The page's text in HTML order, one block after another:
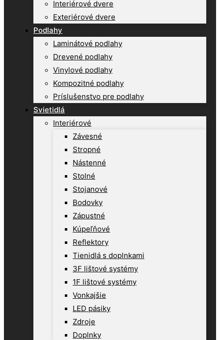
Interiérové dvere
Exteriérové dvere
Podlahy
Laminátové podlahy
Drevené podlahy
Vinylové podlahy
Kompozitné podlahy
Príslušenstvo pre podlahy
Svietidlá
Interiérové
Závesné
Stropné
Nástenné
Stolné
Stojanové
Bodovky
Zápustné
Kúpeľňové
Reflektory
Tienidlá s doplnkami
3F lištové systémy
1F lištové systémy
Vonkajšie
LED pásiky
Zdroje
Doplnky